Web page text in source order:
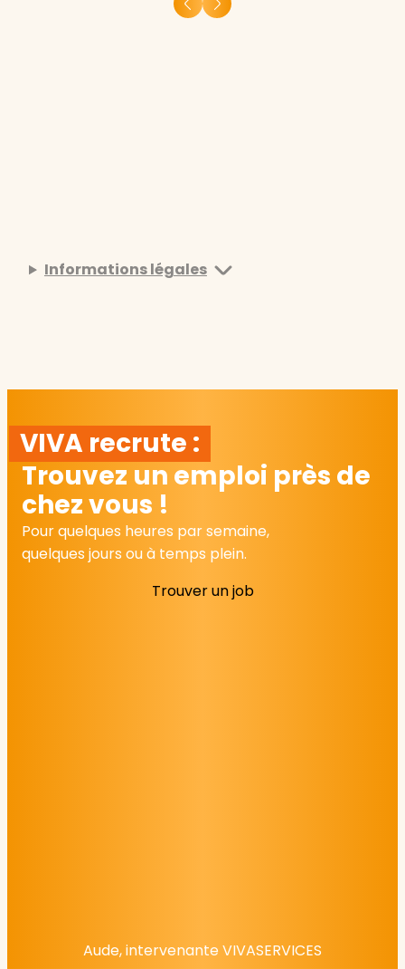
Informations légales
VIVA recrute :
Trouvez un emploi près de
chez vous !
Pour quelques heures par semaine,
quelques jours ou à temps plein.
Trouver un job
Aude, intervenante VIVASERVICES